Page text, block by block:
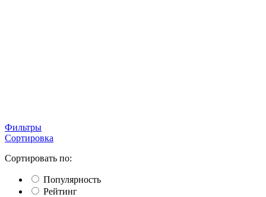
Фильтры
Сортировка
Сортировать по:
Популярность
Рейтинг